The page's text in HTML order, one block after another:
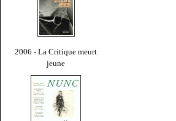
2006 - La Critique meurt
jeune